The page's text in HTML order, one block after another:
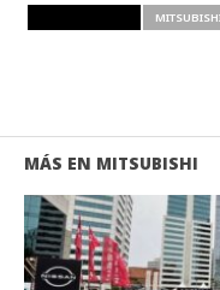
MÁS EN MITSUBISHI